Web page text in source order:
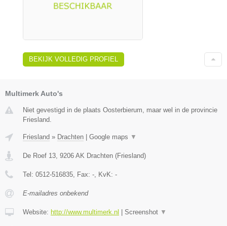
BEKIJK VOLLEDIG PROFIEL
Multimerk Auto's
Niet gevestigd in de plaats Oosterbierum, maar wel in de provincie
Friesland.
Friesland » Drachten Google maps ▼
De Roef 13, 9206 AK Drachten (Friesland)
Tel: 0512-516835, Fax: -, KvK: -
E-mailadres onbekend
Website: http://www.multimerk.nl Screenshot ▼